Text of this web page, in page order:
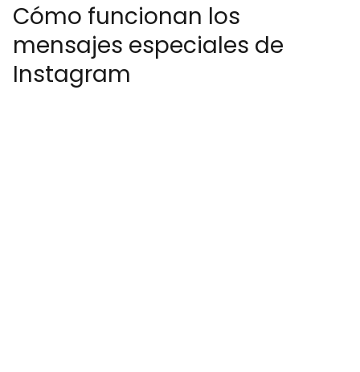
Cómo funcionan los
mensajes especiales de
Instagram